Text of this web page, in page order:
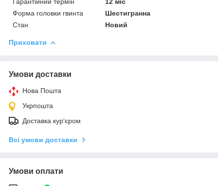
Форма головки гвинта
Шестигранна
Стан
Новий
Приховати
Умови доставки
Нова Пошта
Укрпошта
Доставка кур'єром
Всі умови доставки
Умови оплати